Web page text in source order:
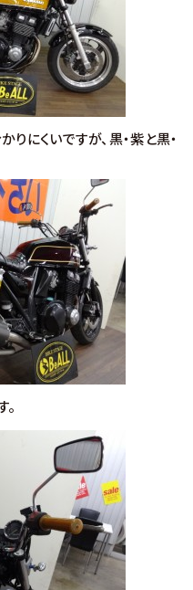
りにくいですが、黒・紫と黒・